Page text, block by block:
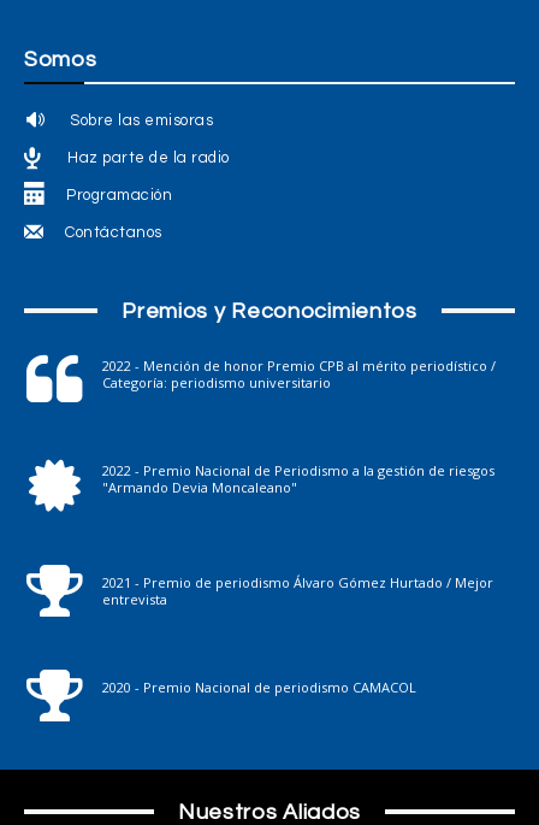
Somos
Sobre las emisoras
Haz parte de la radio
Programación
Contáctanos
Premios y Reconocimientos
2022 - Mención de honor Premio CPB al mérito periodístico /
Categoría: periodismo universitario
2022 - Premio Nacional de Periodismo a la gestión de riesgos
"Armando Devia Moncaleano"
2021 - Premio de periodismo Álvaro Gómez Hurtado / Mejor
entrevista
2020 - Premio Nacional de periodismo CAMACOL
Nuestros Aliados